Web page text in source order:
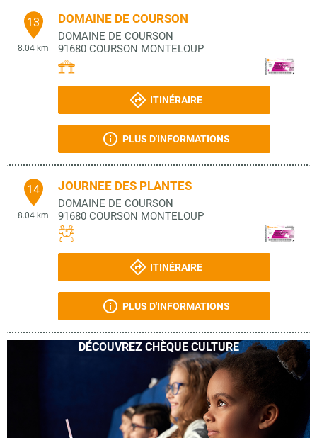
13
8.04 km
DOMAINE DE COURSON
DOMAINE DE COURSON
91680 COURSON MONTELOUP
ITINÉRAIRE
PLUS D'INFORMATIONS
14
8.04 km
JOURNEE DES PLANTES
DOMAINE DE COURSON
91680 COURSON MONTELOUP
ITINÉRAIRE
PLUS D'INFORMATIONS
DÉCOUVREZ CHÈQUE CULTURE